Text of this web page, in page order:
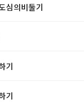
심의비둘기
기
기